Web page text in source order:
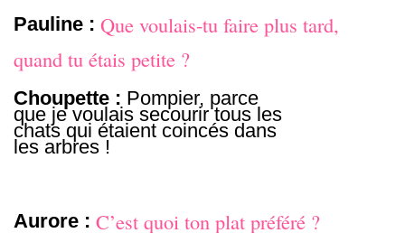
Pauline : Que voulais-tu faire plus tard,
quand tu étais petite ?
Choupette : Pompier, parce
que je voulais secourir tous les
chats qui étaient coincés dans
les arbres !
Aurore : C’est quoi ton plat préféré ?